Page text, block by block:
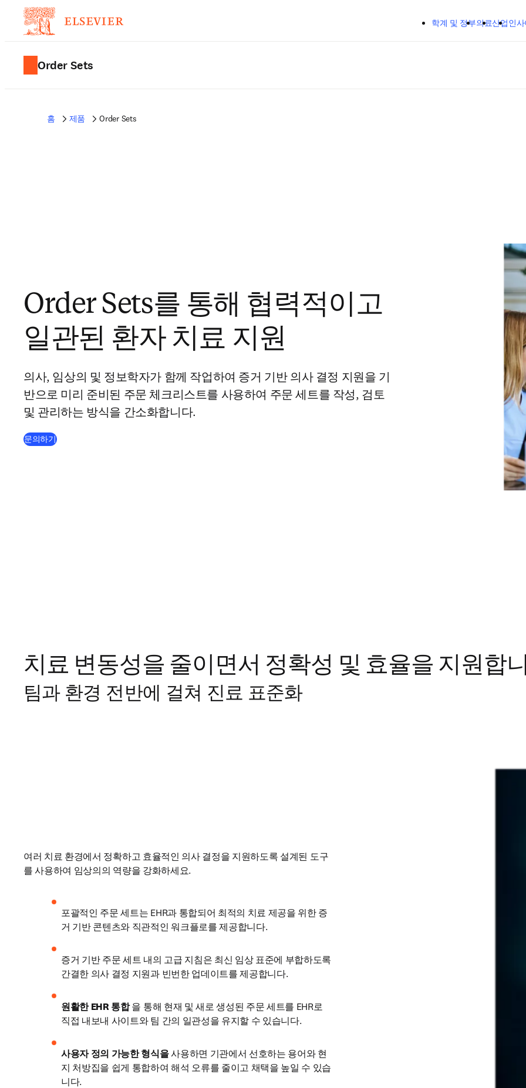
학계 및 정부의료산업인
Order Sets
홈 제품 Order Sets
Order Sets를 통해 협력적이고
일관된 환자 치료 지원
의사, 임상의 및 정보학자가 함께 작업하여 증거 기반 의사 결정 지원을 기
반으로 미리 준비된 주문 체크리스트를 사용하여 주문 세트를 작성, 검토
및 관리하는 방식을 간소화합니다.
문의하기
치료 변동성을 줄이면서 정확성 및 효율을 지원합
팀과 환경 전반에 걸쳐 진료 표준화
여러 치료 환경에서 정확하고 효율적인 의사 결정을 지원하도록 설계된 도구
를 사용하여 임상의의 역량을 강화하세요.
포괄적인 주문 세트는 EHR과 통합되어 최적의 치료 제공을 위한 증
거 기반 콘텐츠와 직관적인 워크플로를 제공합니다.
증거 기반 주문 세트 내의 고급 지침은 최신 임상 표준에 부합하도록
간결한 의사 결정 지원과 빈번한 업데이트를 제공합니다.
원활한 EHR 통합 을 통해 현재 및 새로 생성된 주문 세트를 EHR로
직접 내보내 사이트와 팀 간의 일관성을 유지할 수 있습니다.
사용자 정의 가능한 형식을 사용하면 기관에서 선호하는 용어와 현
지 처방집을 쉽게 통합하여 해석 오류를 줄이고 채택을 높일 수 있습
니다.